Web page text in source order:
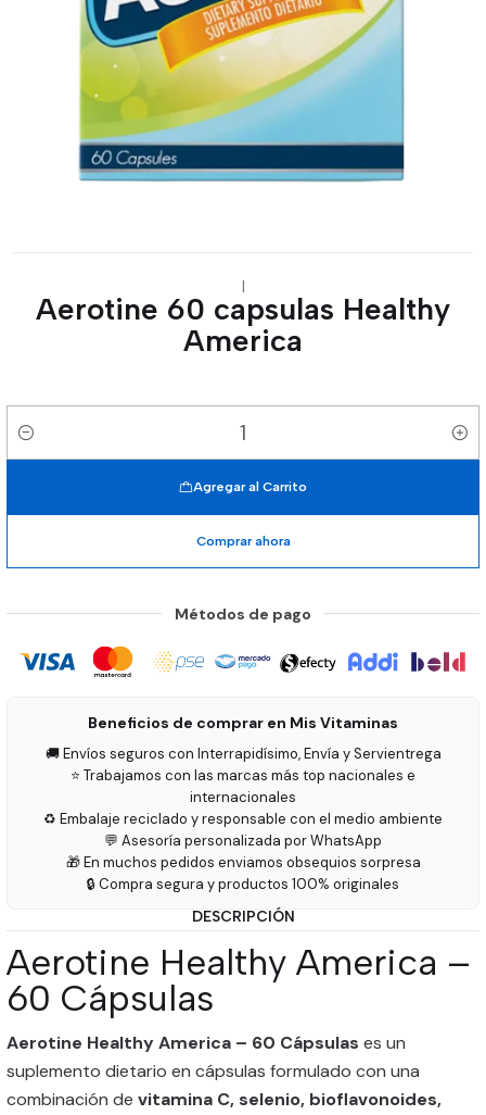
|
Aerotine 60 capsulas Healthy
America
Cantidad
Agregar al Carrito
Comprar ahora
Métodos de pago
Beneficios de comprar en Mis Vitaminas
🚚 Envíos seguros con Interrapidísimo, Envía y Servientrega
⭐ Trabajamos con las marcas más top nacionales e
internacionales
♻️ Embalaje reciclado y responsable con el medio ambiente
💬 Asesoría personalizada por WhatsApp
🎁 En muchos pedidos enviamos obsequios sorpresa
🔒 Compra segura y productos 100% originales
DESCRIPCIÓN
Aerotine Healthy America –
60 Cápsulas
Aerotine Healthy America – 60 Cápsulas es un
suplemento dietario en cápsulas formulado con una
combinación de vitamina C, selenio, bioflavonoides,